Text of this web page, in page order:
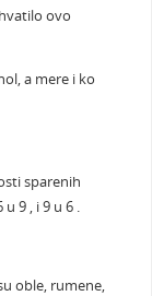
ovo
a mere i ko
sparenih
9 , i 9 u 6 .
oble, rumene,